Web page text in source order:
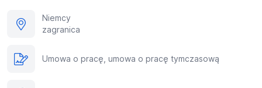
Niemcy
zagranica
Umowa o pracę, umowa o pracę tymczasową